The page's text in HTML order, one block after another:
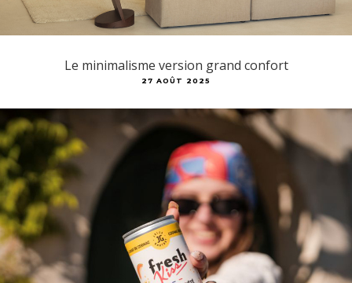
Le minimalisme version grand confort
27 AOÛT 2025